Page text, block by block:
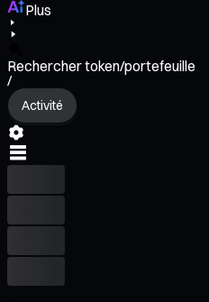
Plus
Rechercher token/portefeuille
/
Activité